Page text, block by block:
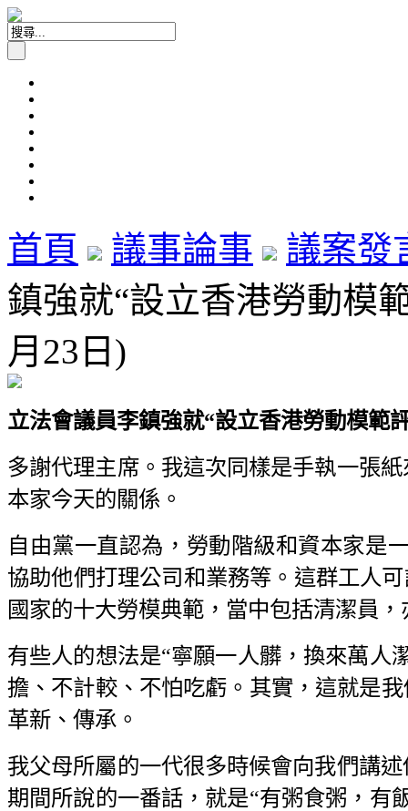
首頁 議事論事
議案發
鎮強就“設立香港勞動模
月23日)
立法會議員李鎮強就“設立香港勞動模範
多謝代理主席。我這次同樣是手執一張
本家今天的關係。
自由黨一直認為，勞動階級和資本家是
協助他們打理公司和業務等。這群工人
國家的十大勞模典範，當中包括清潔員
有些人的想法是“寧願一人髒，換來萬人
擔、不計較、不怕吃虧。其實，這就是
革新、傳承。
我父母所屬的一代很多時候會向我們講
期間所說的一番話，就是“有粥食粥，有